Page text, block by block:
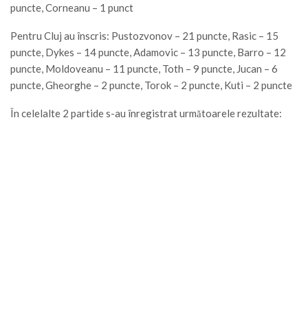
puncte, Corneanu – 1 punct
Pentru Cluj au înscris: Pustozvonov – 21 puncte, Rasic – 15
puncte, Dykes – 14 puncte, Adamovic – 13 puncte, Barro – 12
puncte, Moldoveanu – 11 puncte, Toth – 9 puncte, Jucan – 6
puncte, Gheorghe – 2 puncte, Torok – 2 puncte, Kuti – 2 puncte
În celelalte 2 partide s-au înregistrat următoarele rezultate: